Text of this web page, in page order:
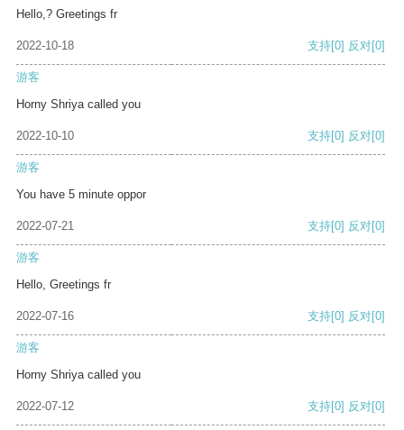
Hello,? Greetings fr
2022-10-18 支持[0] 反对[0]
游客
Horny Shriya called you
2022-10-10 支持[0] 反对[0]
游客
You have 5 minute oppor
2022-07-21 支持[0] 反对[0]
游客
Hello, Greetings fr
2022-07-16 支持[0] 反对[0]
游客
Horny Shriya called you
2022-07-12 支持[0] 反对[0]